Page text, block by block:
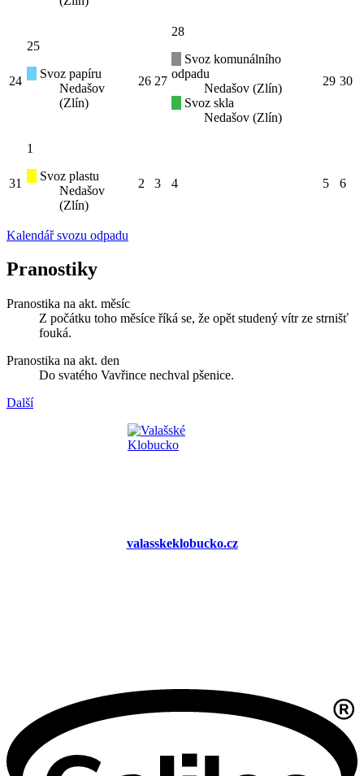
24
25
Svoz papíru
Nedašov
(Zlín)
26 27
28
Svoz komunálního
odpadu
Nedašov (Zlín)
Svoz skla
Nedašov (Zlín)
29 30
31
1
Svoz plastu
Nedašov
(Zlín)
2 3 4 5 6
Kalendář svozu odpadu
Pranostiky
Pranostika na akt. měsíc
Z počátku toho měsíce říká se, že opět studený vítr ze strnišť
fouká.
Pranostika na akt. den
Do svatého Vavřince nechval pšenice.
Další
valasskeklobucko.cz